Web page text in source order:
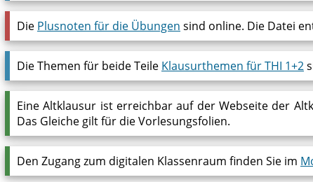
Die Plusnoten für die Übungen sind online. Die Datei
Die Themen für beide Teile Klausurthemen für THI 1+2
Eine Altklausur ist erreichbar auf der Webseite der
Das Gleiche gilt für die Vorlesungsfolien.
Den Zugang zum digitalen Klassenraum finden Sie im